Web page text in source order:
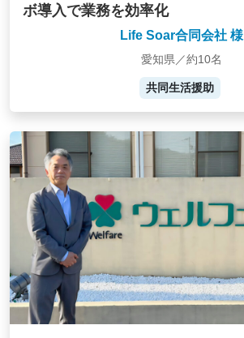
ボ導入で業務を効率化
Life Soar合同会社 様
愛知県／約10名
共同生活援助